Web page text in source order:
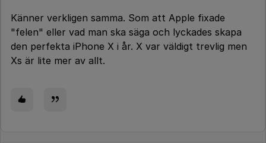
Känner verkligen samma. Som att Apple fixade
"felen" eller vad man ska säga och lyckades skapa
den perfekta iPhone X i år. X var väldigt trevlig men
Xs är lite mer av allt.